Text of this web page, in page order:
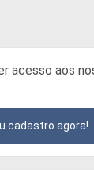
acesso aos
cadastro agora!